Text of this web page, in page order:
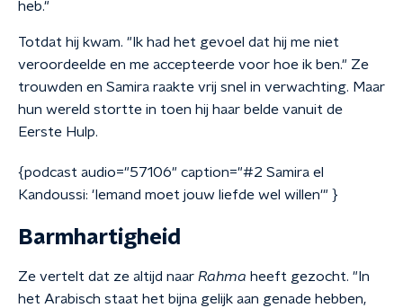
heb."
Totdat hij kwam. "Ik had het gevoel dat hij me niet
veroordeelde en me accepteerde voor hoe ik ben." Ze
trouwden en Samira raakte vrij snel in verwachting. Maar
hun wereld stortte in toen hij haar belde vanuit de
Eerste Hulp.
{podcast audio="57106" caption="#2 Samira el
Kandoussi: 'Iemand moet jouw liefde wel willen'" }
Barmhartigheid
Ze vertelt dat ze altijd naar Rahma heeft gezocht. "In
het Arabisch staat het bijna gelijk aan genade hebben,